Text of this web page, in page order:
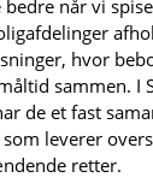
bedre når vi
hvor
sammen. I
de et fast
leverer
retter.